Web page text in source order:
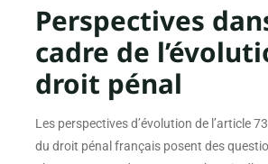
Perspectives
cadre de
droit pénal
Les perspectives d’évolution de l’article
du droit pénal français posent des